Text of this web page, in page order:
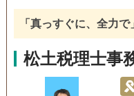
ートできるのも強みです。
電話相談可 訪問可
18時以降相談可 オンラ
「真っすぐに、全力で
松土税理士事